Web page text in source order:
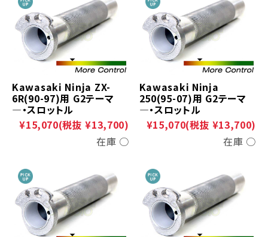
Kawasaki Ninja ZX-
6R(90-97)用 G2テーマ
―・スロットル
¥15,070(税抜 ¥13,700)
在庫 ○
Kawasaki Ninja
250(95-07)用 G2テーマ
―・スロットル
¥15,070(税抜 ¥13,700)
在庫 ○